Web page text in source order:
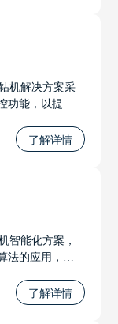
机解决方案采
功能，以提升
了解详情
智能化方案，
法的应用，可
案的不断发
提升到整机自
了解详情